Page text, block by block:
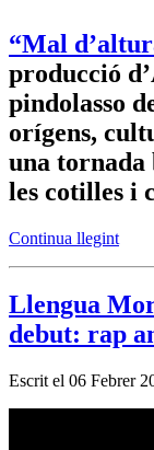
“Mal
producció
pindolasso
orígens,
una tornada
les cotilles i
Continua llegint
Llengua
debut: rap
Escrit el 06 Febrer